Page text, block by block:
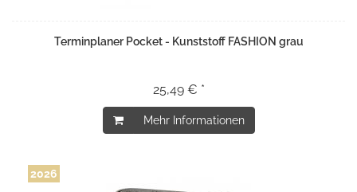
Terminplaner Pocket - Kunststoff FASHION grau
25,49 € *
Mehr Informationen
2026